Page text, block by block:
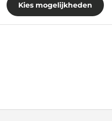
Kies mogelijkheden